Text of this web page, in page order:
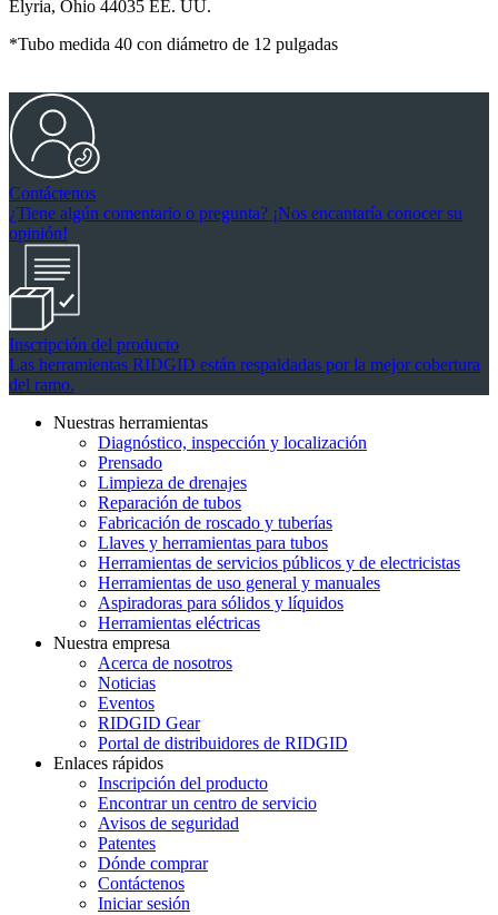
Elyria, Ohio 44035 EE. UU.
*Tubo medida 40 con diámetro de 12 pulgadas
Contáctenos
¿Tiene algún comentario o pregunta? ¡Nos encantaría conocer su
opinión!
Inscripción del producto
Las herramientas RIDGID están respaldadas por la mejor cobertura
del ramo.
Nuestras herramientas
Diagnóstico, inspección y localización
Prensado
Limpieza de drenajes
Reparación de tubos
Fabricación de roscado y tuberías
Llaves y herramientas para tubos
Herramientas de servicios públicos y de electricistas
Herramientas de uso general y manuales
Aspiradoras para sólidos y líquidos
Herramientas eléctricas
Nuestra empresa
Acerca de nosotros
Noticias
Eventos
RIDGID Gear
Portal de distribuidores de RIDGID
Enlaces rápidos
Inscripción del producto
Encontrar un centro de servicio
Avisos de seguridad
Patentes
Dónde comprar
Contáctenos
Iniciar sesión